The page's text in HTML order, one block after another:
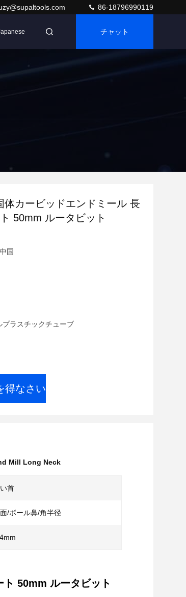
86-18796990119
チャット
体カービッドエンドミール 長
50mm ルータビット
国
ラスチックチューブ
得なさい
Mill Long Neck
首
/ボール鼻/角半径
50mm ルータビット